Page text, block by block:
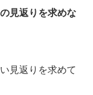
見返りを求めな
見返りを求めて